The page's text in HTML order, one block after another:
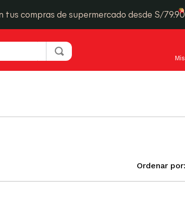
tus compras de supermercado desde S/79.90